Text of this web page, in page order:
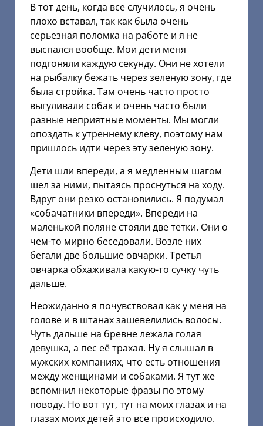
В тот день, когда все случилось, я очень
плохо вставал, так как была очень
серьезная поломка на работе и я не
выспался вообще. Мои дети меня
подгоняли каждую секунду. Они не хотели
на рыбалку бежать через зеленую зону, где
была стройка. Там очень часто просто
выгуливали собак и очень часто были
разные неприятные моменты. Мы могли
опоздать к утреннему клеву, поэтому нам
пришлось идти через эту зеленую зону.
Дети шли впереди, а я медленным шагом
шел за ними, пытаясь проснуться на ходу.
Вдруг они резко остановились. Я подумал
«собачатники впереди». Впереди на
маленькой поляне стояли две тетки. Они о
чем-то мирно беседовали. Возле них
бегали две большие овчарки. Третья
овчарка обхаживала какую-то сучку чуть
дальше.
Неожиданно я почувствовал как у меня на
голове и в штанах зашевелились волосы.
Чуть дальше на бревне лежала голая
девушка, а пес её трахал. Ну я слышал в
мужских компаниях, что есть отношения
между женщинами и собаками. Я тут же
вспомнил некоторые фразы по этому
поводу. Но вот тут, тут на моих глазах и на
глазах моих детей это все происходило.